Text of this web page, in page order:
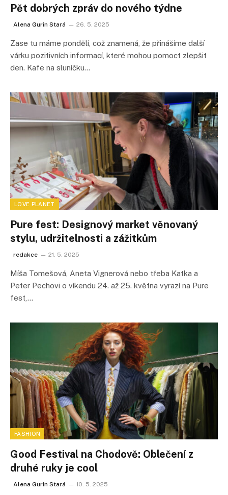
Pět dobrých zpráv do nového týdne
Alena Gurin Stará 26. 5. 2025
Zase tu máme pondělí, což znamená, že přinášíme další
várku pozitivních informací, které mohou pomoct zlepšit
den. Kafe na sluníčku…
LOVE PLANET
Pure fest: Designový market věnovaný
stylu, udržitelnosti a zážitkům
redakce 21. 5. 2025
Míša Tomešová, Aneta Vignerová nebo třeba Katka a
Peter Pechovi o víkendu 24. až 25. května vyrazí na Pure
fest,…
FASHION
Good Festival na Chodově: Oblečení z
druhé ruky je cool
Alena Gurin Stará 10. 5. 2025